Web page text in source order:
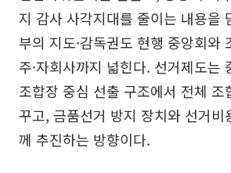
지 감사 사각지대를 줄이는 내용을
부의 지도·감독권도 현행 중앙회와
주·자회사까지 넓힌다. 선거제도는
조합장 중심 선출 구조에서 전체 조
꾸고, 금품선거 방지 장치와 선거비
께 추진하는 방향이다.